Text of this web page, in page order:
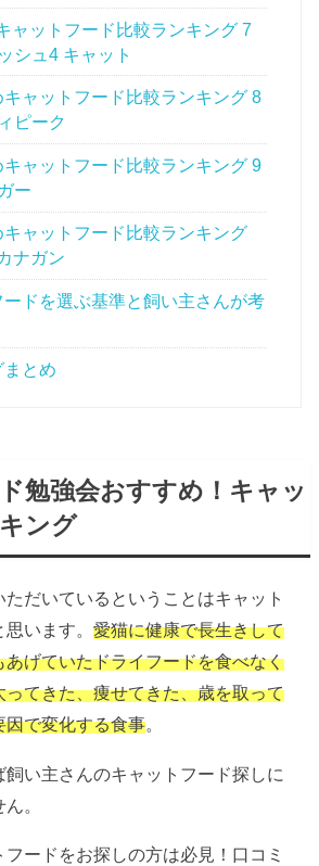
ャットフード比較ランキング 7
シュ4 キャット
キャットフード比較ランキング 8
ピーク
キャットフード比較ランキング 9
ー
キャットフード比較ランキング
ナガン
ードを選ぶ基準と飼い主さんが考
まとめ
勉強会おすすめ！キャッ
ング
だいているということはキャット
思います。愛猫に健康で長生きして
あげていたドライフードを食べなく
ってきた、痩せてきた、歳を取って
因で変化する食事。
い主さんのキャットフード探しに
。
ードをお探しの方は必見！口コミ